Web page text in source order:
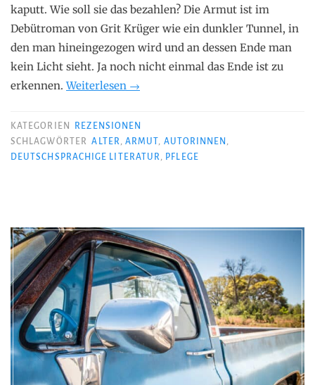
kaputt. Wie soll sie das bezahlen? Die Armut ist im
Debütroman von Grit Krüger wie ein dunkler Tunnel, in
den man hineingezogen wird und an dessen Ende man
kein Licht sieht. Ja noch nicht einmal das Ende ist zu
erkennen.Weiterlesen „Grit
–
Tunnel“
→
KATEGORIEN
REZENSIONEN
SCHLAGWÖRTER
ALTER, ARMUT, AUTORINNEN ,
DEUTSCHSPRACHIGE LITERATUR, PFLEGE